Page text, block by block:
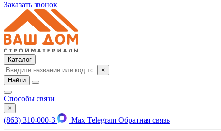
Заказать звонок
Каталог
×
Найти
Способы связи
×
(863) 310-000-3 Max Telegram Обратная связь